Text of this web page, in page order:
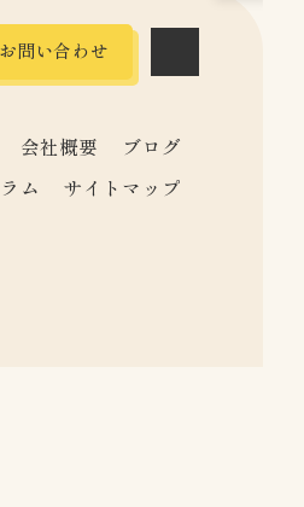
お問い合わせ
会社概要
ブログ
ム サイトマップ